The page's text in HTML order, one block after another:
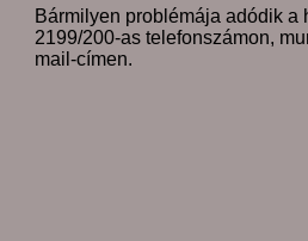
Bármilyen problémája adódik a
2199/200-as telefonszámon,
mail-címen.